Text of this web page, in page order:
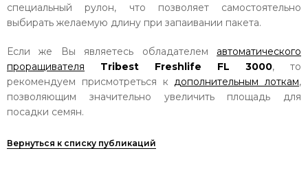
специальный рулон, что позволяет самостоятельно
выбирать желаемую длину при запаивании пакета.
Если же Вы являетесь обладателем автоматического
проращивателя
Tribest Freshlife FL 3000, то
рекомендуем присмотреться к дополнительным лоткам,
позволяющим значительно увеличить площадь для
посадки семян.
Вернуться к списку публикаций